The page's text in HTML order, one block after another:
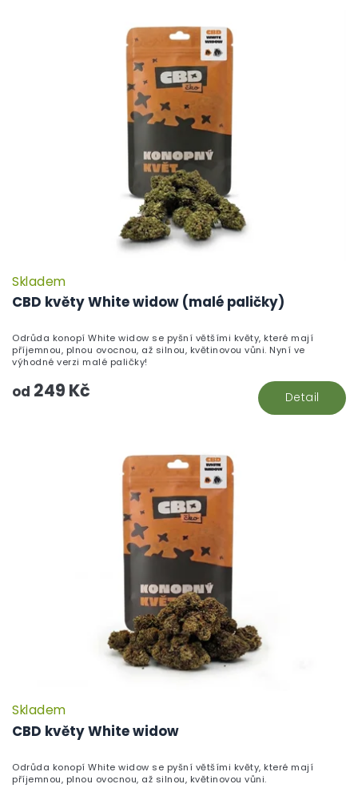
CBD květy White widow (malé paličky)
Skladem
od 249 Kč Detail
Odrůda konopí White widow se pyšní většími květy, které mají
příjemnou, plnou ovocnou, až silnou, květinovou vůni. Nyní ve
výhodné verzi malé paličky!
CBD květy White widow
Skladem
Odrůda konopí White widow se pyšní většími květy, které mají
příjemnou, plnou ovocnou, až silnou, květinovou vůni.